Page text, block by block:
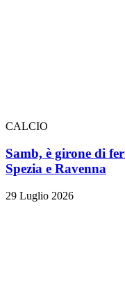
CALCIO
Samb, è girone di
Spezia e Ravenna
29 Luglio 2026